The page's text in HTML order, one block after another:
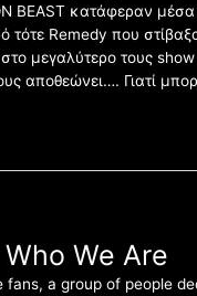
BEAST κατάφεραν μέσα
τότε Remedy που
μεγαλύτερο τους
αποθεώνει…. Γιατί
Who We Are
fans, a group of people